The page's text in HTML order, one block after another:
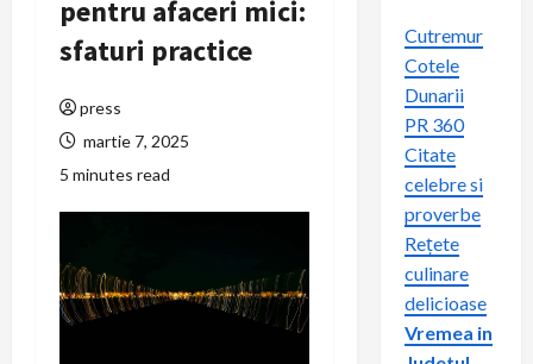
pentru afaceri mici:
sfaturi practice
press
martie 7, 2025
5 minutes read
Cutremur
Cotele
Dunarii
PR 360
Citate
celebre si
proverbe
Rețete
culinare
delicioase
Vremea in